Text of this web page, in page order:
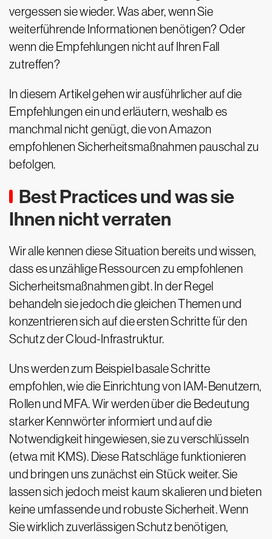
vergessen sie wieder. Was aber, wenn Sie
weiterführende Informationen benötigen? Oder
wenn die Empfehlungen nicht auf Ihren Fall
zutreffen?
In diesem Artikel gehen wir ausführlicher auf die
Empfehlungen ein und erläutern, weshalb es
manchmal nicht genügt, die von Amazon
empfohlenen Sicherheitsmaßnahmen pauschal zu
befolgen.
Best Practices und was sie
Ihnen nicht verraten
Wir alle kennen diese Situation bereits und wissen,
dass es unzählige Ressourcen zu empfohlenen
Sicherheitsmaßnahmen gibt. In der Regel
behandeln sie jedoch die gleichen Themen und
konzentrieren sich auf die ersten Schritte für den
Schutz der Cloud-Infrastruktur.
Uns werden zum Beispiel basale Schritte
empfohlen, wie die Einrichtung von IAM-Benutzern,
Rollen und MFA. Wir werden über die Bedeutung
starker Kennwörter informiert und auf die
Notwendigkeit hingewiesen, sie zu verschlüsseln
(etwa mit KMS). Diese Ratschläge funktionieren
und bringen uns zunächst ein Stück weiter. Sie
lassen sich jedoch meist kaum skalieren und bieten
keine umfassende und robuste Sicherheit. Wenn
Sie wirklich zuverlässigen Schutz benötigen,